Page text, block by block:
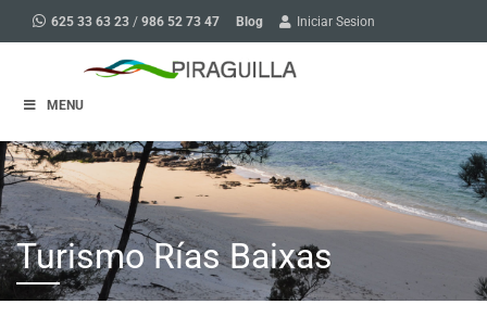
625 33 63 23 / 986 52 73 47 Blog Iniciar Sesion
MENU
Turismo Rías Baixas